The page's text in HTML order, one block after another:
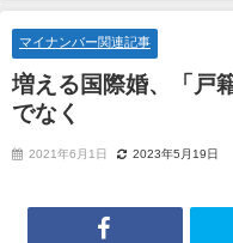
マイナンバー関連記事
増える国際婚、「戸
でなく
2021年6月1日 2023年5月19日